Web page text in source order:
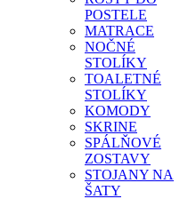
POSTELE
MATRACE
NOČNÉ
STOLÍKY
TOALETNÉ
STOLÍKY
KOMODY
SKRINE
SPÁLŇOVÉ
ZOSTAVY
STOJANY NA
ŠATY